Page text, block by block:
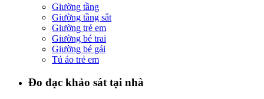
Giường tầng
Giường tầng sắt
Giường trẻ em
Giường bé trai
Giường bé gái
Tủ áo trẻ em
Đo đạc khảo sát tại nhà